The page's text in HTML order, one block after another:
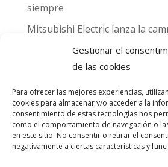
Gestionar el
de las cookies
Para ofrecer las mejores experiencias,
cookies para almacenar y/o acceder a la
consentimiento de estas tecnologías nos
como el comportamiento de navegación o
en este sitio. No consentir o retirar el
negativamente a ciertas características y
siempre
Mitsubishi Electric lanza la
hacia MADRID 2026” y premia
para el Gran Premio de
sello CO₂ Nulo: confort real,
descarbonización en una sola
Comentarios